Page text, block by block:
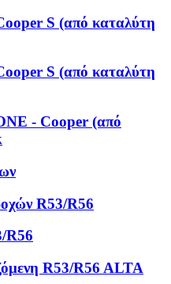
S (από καταλύτη
S (από καταλύτη
- Cooper (από
R53/R56
R56
R53/R56 ALTA